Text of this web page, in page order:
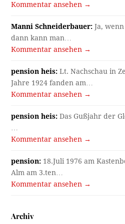
Kommentar ansehen →
Manni Schneiderbauer: Ja,
dann kann man…
Kommentar ansehen →
pension heis: Lt. Nachschau in
Jahre 1924 fanden am…
Kommentar ansehen →
pension heis: Das Gußjahr der
…
Kommentar ansehen →
pension: 18.Juli 1976 am
Alm am 3.ten…
Kommentar ansehen →
Archiv